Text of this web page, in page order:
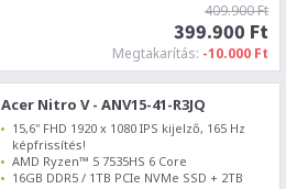
409.900 Ft
399.900 Ft
Megtakarítás: -10.000 Ft
Acer Nitro V - ANV15-41-R3JQ
15,6" FHD 1920 x 1080 IPS kijelző, 165 Hz
képfrissítés!
AMD Ryzen™ 5 7535HS 6 Core
16GB DDR5 / 1TB PCIe NVMe SSD + 2TB